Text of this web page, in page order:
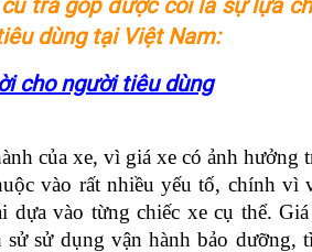
trả góp được coi là sự lựa
dùng tại Việt Nam:
cho người tiêu dùng
của xe, vì giá xe có ảnh hưởng
vào rất nhiều yếu tố, chính vì
dựa vào từng chiếc xe cụ thể.
sử dụng vận hành bảo dưỡng,